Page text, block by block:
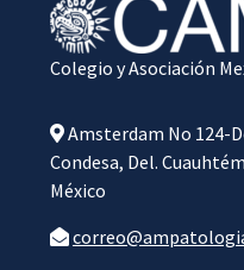
Colegio y Asociación
Amsterdam No 124-
Condesa, Del.
México